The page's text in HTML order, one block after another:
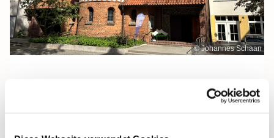
© Johannes Schaan
Mittwoch, 15. Juli 2026, 12:00 Uhr